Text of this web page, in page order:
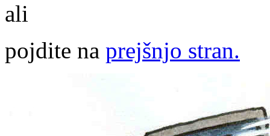
ali
pojdite na prejšnjo stran.